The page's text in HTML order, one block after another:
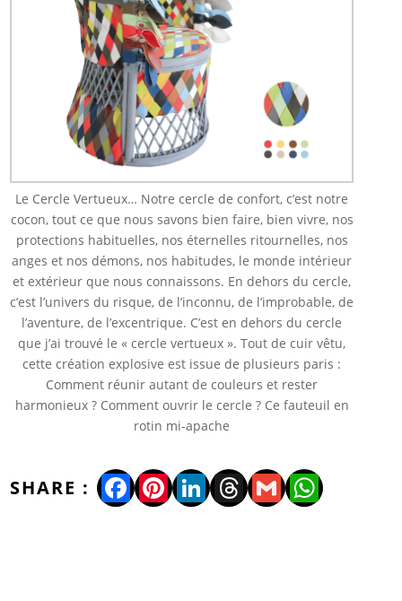
Le Cercle Vertueux… Notre cercle de confort, c’est notre
cocon, tout ce que nous savons bien faire, bien vivre, nos
protections habituelles, nos éternelles ritournelles, nos
anges et nos démons, nos habitudes, le monde intérieur
et extérieur que nous connaissons. En dehors du cercle,
c’est l’univers du risque, de l’inconnu, de l’improbable, de
l’aventure, de l’excentrique. C’est en dehors du cercle
que j’ai trouvé le « cercle vertueux ». Tout de cuir vêtu,
cette création explosive est issue de plusieurs paris :
Comment réunir autant de couleurs et rester
harmonieux ? Comment ouvrir le cercle ? Ce fauteuil en
rotin mi-apache
Facebook
Pinterest
LinkedIn
Threads
Gmail